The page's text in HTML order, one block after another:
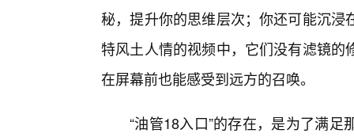
秘，提升你的思维层次；你还可能沉
特风土人情的视频中，它们没有滤镜
在屏幕前也能感受到远方的召唤。
“油管18入口”的存在，是为了满